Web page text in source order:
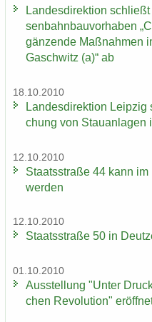
Lan­des­di­rek­ti­on
sen­bahn­bau­vor­ha­ben
gän­zen­de Maß­nah­men
Gaschwitz (a)“ ab
18.10.2010
Lan­des­di­rek­ti­on
chung von Stau­an­la­gen
12.10.2010
Staats­stra­ße 44 kann
wer­den
12.10.2010
Staats­stra­ße 50 in
01.10.2010
Aus­stel­lung "Unter
chen Re­vo­lu­ti­on"